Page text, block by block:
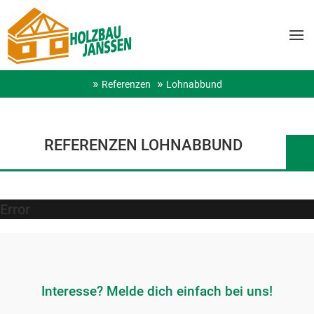
Referenzen Lohnabbund
REFERENZEN LOHNABBUND
Error
Interesse? Melde dich einfach bei uns!